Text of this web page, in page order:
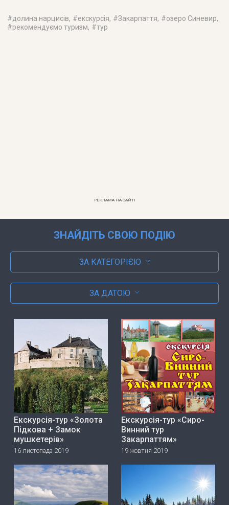
#долина нарцисів, #екскурсія, #Закарпаття, #озеро Синевир,
#рекомендуємо туризм, #тур
РЕКЛАМА НА САЙТІ
ЗНАЙДІТЬ СВОЮ ПОДІЮ
ЗА КАТЕГОРІЄЮ
ЗА ДАТОЮ
Екскурсія-тур «Золота
Підкова + Замок
мушкетерів»
16 листопада 2019
Екскурсія-тур «Сиро-
Винний тур
Закарпаттям»
19 жовтня 2019